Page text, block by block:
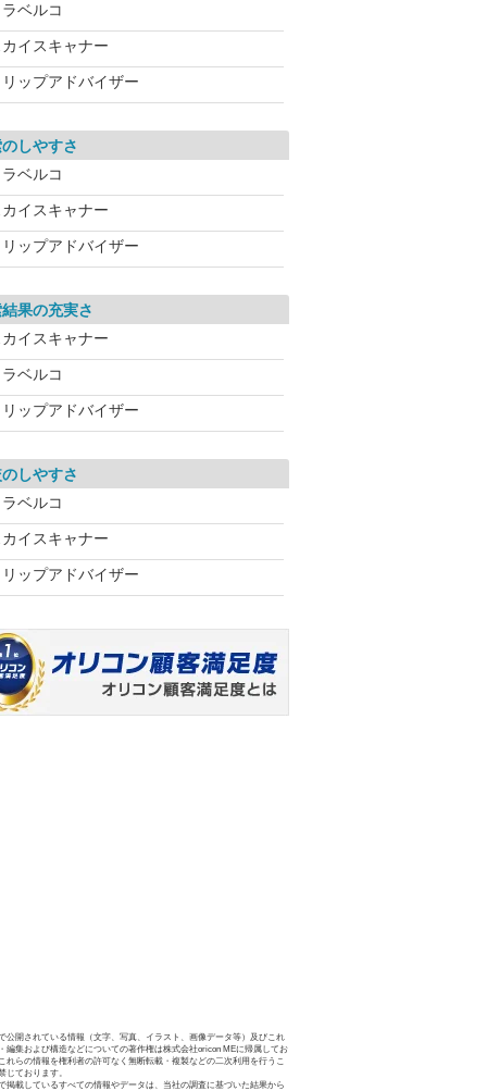
ベルコ
イスキャナー
ップアドバイザー
しやすさ
ベルコ
イスキャナー
ップアドバイザー
果の充実さ
イスキャナー
ベルコ
ップアドバイザー
しやすさ
ベルコ
イスキャナー
ップアドバイザー
公開されている情報（文字、写真、イラスト、画像データ等）及びこれ
編集および構造などについての著作権は株式会社oricon MEに帰属してお
れらの情報を権利者の許可なく無断転載・複製などの二次利用を行うこ
じております。
掲載しているすべての情報やデータは、当社の調査に基づいた結果から